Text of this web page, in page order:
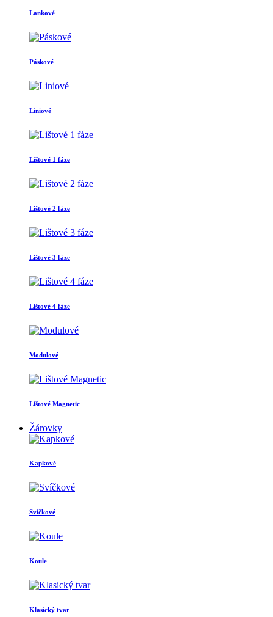
Lankové
Páskové
Liniové
Lištové 1 fáze
Lištové 2 fáze
Lištové 3 fáze
Lištové 4 fáze
Modulové
Lištové Magnetic
Žárovky
Kapkové
Svíčkové
Koule
Klasický tvar